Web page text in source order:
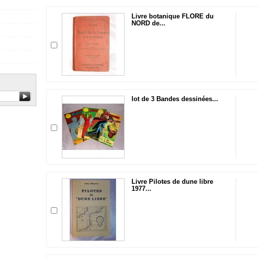
Livre botanique FLORE du
NORD de...
lot de 3 Bandes dessinées...
Livre Pilotes de dune libre
1977...